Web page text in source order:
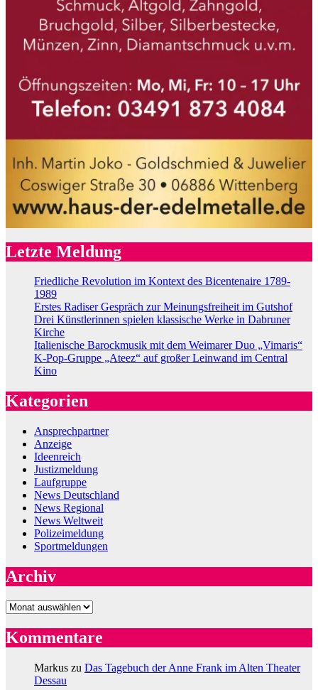
Letzte Meldung
Friedliche Revolution im Kontext des Bicentenaire 1789-
1989
Erstes Radiser Gespräch zur Meinungsfreiheit im Gutshof
Drei Künstlerinnen spielen klassische Werke in Dabruner
Kirche
Italienische Barockmusik mit dem Weimarer Duo „Vimaris“
K-Pop-Gruppe „Ateez“ auf großer Leinwand im Central
Kino
Kategorien
Ansprechpartner
Anzeige
Ideenreich
Justizmeldung
Laufgruppe
News Deutschland
News Regional
News Weltweit
Polizeimeldung
Sportmeldungen
Archiv
Archiv
Kommentare
Markus zu Das Tagebuch der Anne Frank im Alten Theater
Dessau